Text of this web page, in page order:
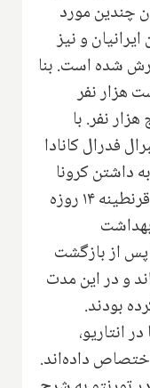
تاکنون چندین مورد
و نیز
شده است. بنا
هزار نفر
نفر. با
فدرال کانادا
داشتن کرونا
هستند به صورت خود خواسته به قرنطینه ۱۴ روزه
پس از بازگشت
و در این مدت
بودند.
انتاریو،
داده‌اند.